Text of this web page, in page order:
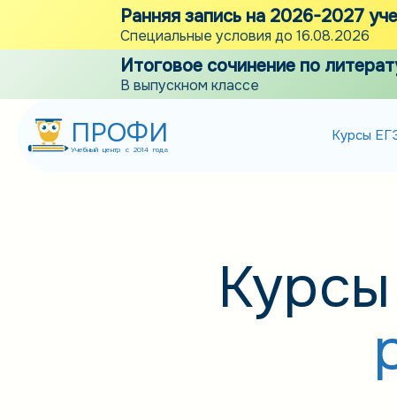
Ранняя запись на 2026-2027
Специальные условия до 16.08.2026
Итоговое сочинение по
В выпускном классе
ПРОФИ
Учебный центр с 2014 года
Курсы